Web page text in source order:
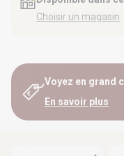
Choisir un magasin
Voyez en grand
En savoir plus